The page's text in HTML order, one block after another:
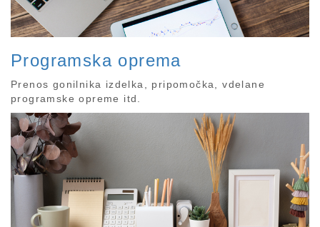
Programska oprema
Prenos gonilnika izdelka, pripomočka, vdelane
programske opreme itd.